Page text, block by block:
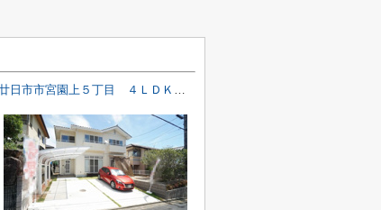
廿日市市宮園上５丁目 ４ＬＤＫ＋ＷＩＣ戸建て